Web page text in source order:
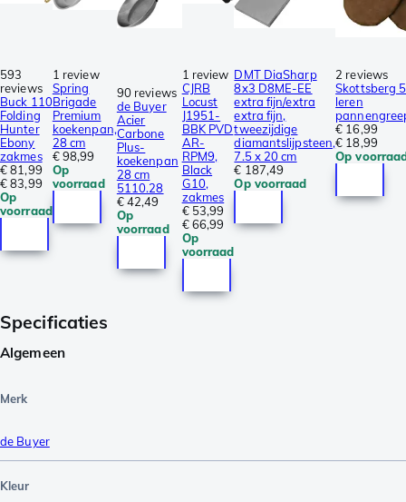
593
reviews
Buck 110
Folding
Hunter
Ebony
zakmes
€ 81,99
€ 83,99
Op
voorraad
1 review
Spring
Brigade
Premium
koekenpan,
28 cm
€ 98,99
Op
voorraad
90 reviews
de Buyer
Acier
Carbone
Plus-
koekenpan
28 cm
5110.28
€ 42,49
Op
voorraad
1 review
CJRB
Locust
J1951-
BBK PVD
AR-
RPM9,
Black
G10,
zakmes
€ 53,99
€ 66,99
Op
voorraad
DMT DiaSharp
8x3 D8ME-EE
extra fijn/extra
extra fijn,
tweezijdige
diamantslijpsteen,
7.5 x 20 cm
€ 187,49
Op voorraad
2 reviews
Skottsberg
leren
€ 16,99
€ 18,99
Op
Specificaties
Algemeen
Merk
de Buyer
Kleur